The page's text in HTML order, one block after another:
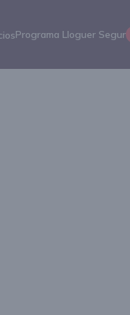
Programa Lloguer Segur